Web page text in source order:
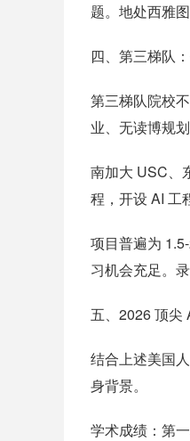
题。地处西雅
四、第三梯队
第三梯队院校
业、无读博规划
南加大 USC、
程，开设 AI 工
项目普遍为
习机会充足。
五、2026 顶尖
结合上述美国
身背景。
学术成绩：第